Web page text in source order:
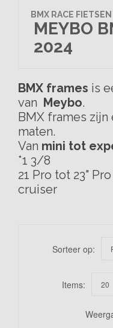
BMX RACE FIETSEN
MEYBO
2024
BMX frames is
van Meybo.
BMX frames
maten.
Van mini tot
*1 3/8
21 Pro tot 23"
cruiser
Sorteer op:
Items: 20